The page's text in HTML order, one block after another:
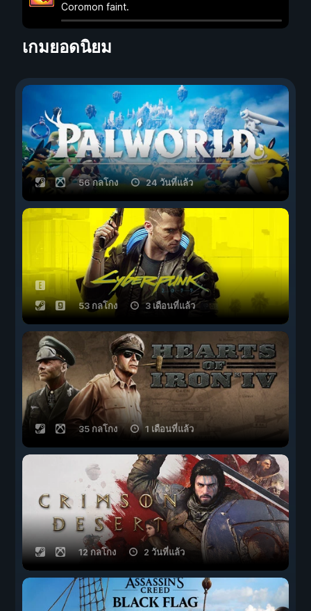
Coromon faint.
เกมยอดนิยม
56 กลโกง 24 วันที่แล้ว
53 กลโกง 3 เดือนที่แล้ว
35 กลโกง 1 เดือนที่แล้ว
12 กลโกง 2 วันที่แล้ว